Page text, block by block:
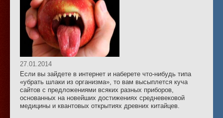
27.01.2014
Если вы зайдете в интернет и наберете что-нибудь типа
«убрать шлаки из организма», то вам высыплется куча
сайтов с предложениями всяких разных приборов,
основанных на новейших достижениях средневековой
медицины и квантовых открытиях древних китайцев.